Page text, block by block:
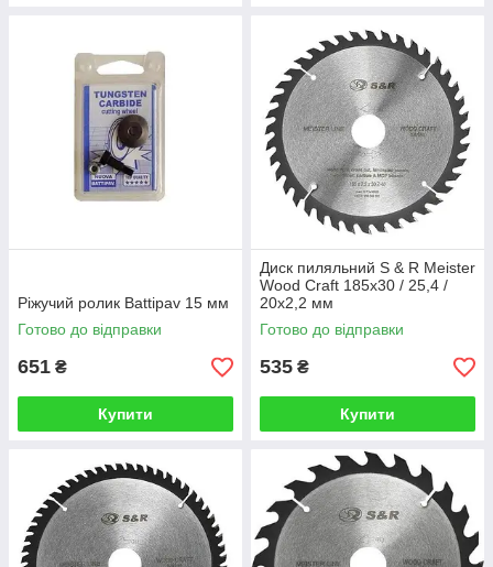
Ріжучий ролик Battipav 15 мм
Готово до відправки
651 ₴
Купити
Диск пиляльний S & R Meister
Wood Craft 185x30 / 25,4 /
20x2,2 мм
Готово до відправки
535 ₴
Купити